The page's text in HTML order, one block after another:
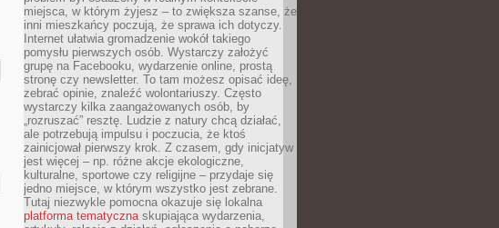
miejsca, w którym żyjesz – to zwiększa szanse, że
inni mieszkańcy poczują, że sprawa ich dotyczy.
Internet ułatwia gromadzenie wokół takiego
pomysłu pierwszych osób. Wystarczy założyć
grupę na Facebooku, wydarzenie online, prostą
stronę czy newsletter. To tam możesz opisać ideę,
zebrać opinie, znaleźć wolontariuszy. Często
wystarczy kilka zaangażowanych osób, by
„rozruszać” resztę. Ludzie z natury chcą działać,
ale potrzebują impulsu i poczucia, że ktoś
zainicjował pierwszy krok. Z czasem, gdy inicjatyw
jest więcej – np. różne akcje ekologiczne,
kulturalne, sportowe czy religijne – przydaje się
jedno miejsce, w którym wszystko jest zebrane.
Tutaj niezwykle pomocna okazuje się lokalna
platforma tematycznaskupiająca wydarzenia,